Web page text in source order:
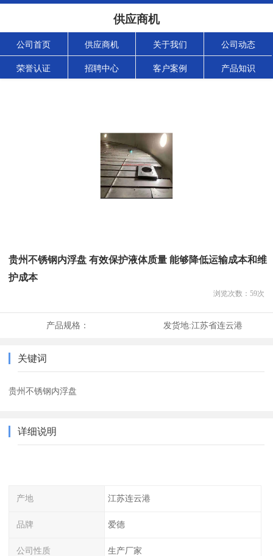
供应商机
公司首页 供应商机 关于我们 公司动态
荣誉认证 招聘中心 客户案例 产品知识
贵州不锈钢内浮盘 有效保护液体质量 能够降低运输成本和维
护成本
浏览次数： 59次
产品规格： 发货地:江苏省连云港
关键词
贵州不锈钢内浮盘
详细说明
产地 江苏连云港
品牌 爱德
公司性质 生产厂家